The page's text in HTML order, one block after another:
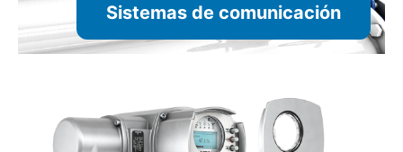
Sistemas de comunicación